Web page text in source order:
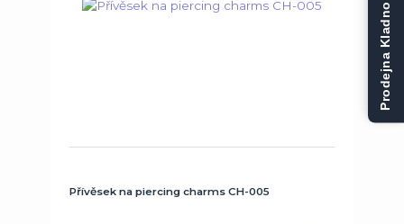
Přívěsek na piercing charms CH-005
Prodejna Kladno